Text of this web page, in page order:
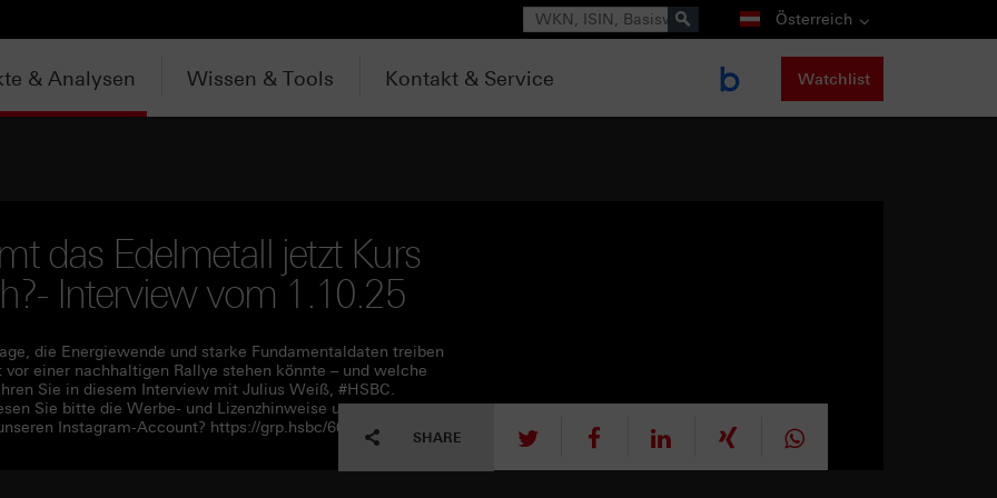
Suche Österreich
& Analysen Wissen & Tools Kontakt & Service Watchlist
das Edelmetall jetzt Kurs
Interview vom 1.10.25
die Energiewende und starke Fundamentaldaten treiben
einer nachhaltigen Rallye stehen könnte – und welche
Sie in diesem Interview mit Julius Weiß, #HSBC.
Sie bitte die Werbe- und Lizenzhinweise unter
Instagram-Account? https://grp.hsbc/6050q4HQC
SHARE tweet mitteilen